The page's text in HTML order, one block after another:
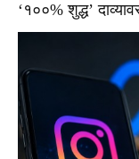
‘१००% शुद्ध’